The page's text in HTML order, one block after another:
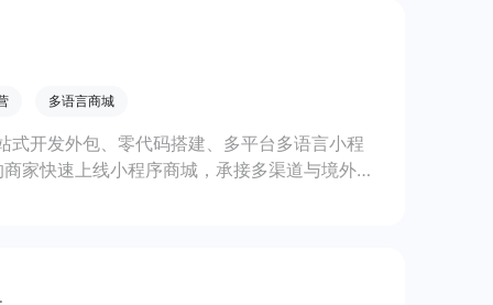
多语言商城
开发外包、零代码搭建、多平台多语言小程
家快速上线小程序商城，承接多渠道与境外客